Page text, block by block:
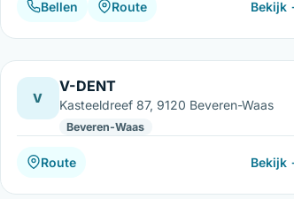
Bellen Route Bekijk
V
V-DENT
Kasteeldreef 87, 9120 Beveren-Waas
Beveren-Waas
Route Bekijk